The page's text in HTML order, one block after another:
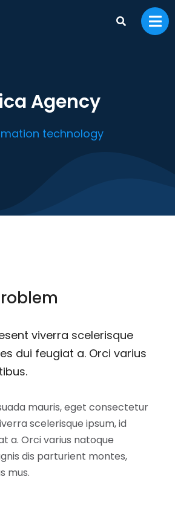
Agency
technology
viverra scelerisque
dui feugiat a. Orci varius
mauris, eget consectetur
scelerisque ipsum, id
a. Orci varius natoque
dis parturient montes,
mus.